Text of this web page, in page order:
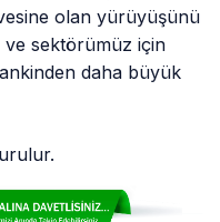
olan yürüyüşünü
ve sektörümüz için
daha büyük